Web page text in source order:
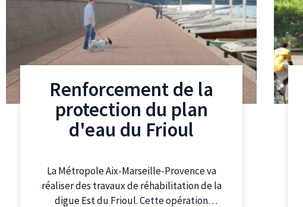
Renforcement de la
protection du plan
d'eau du Frioul
La Métropole Aix-Marseille-Provence va
réaliser des travaux de réhabilitation de la
digue Est du Frioul. Cette opération